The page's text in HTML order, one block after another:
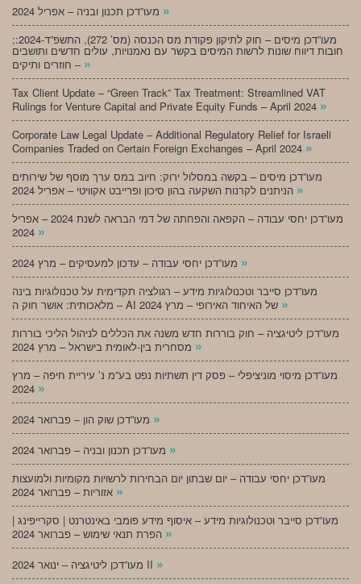
»
;מעו”דכן מיסים – חוק לתיקון פקודת מס הכנסה (מס’ 272), התשפ”ד-2024:
חובות דיווח שונות לרשות המיסים בקשר עם נאמנויות, עולים חדשים ותושבים
חוזרים ותיקים – »
Tax Client Update – “Green Track” Tax Treatment: Streamlined VAT
Rulings for Venture Capital and Private Equity Funds – April 2024 »
Corporate Law Legal Update – Additional Regulatory Relief for Israeli
Companies Traded on Certain Foreign Exchanges – April 2024 »
מעו”דכן מיסים – בקשה במסלול ירוק: חיוב במס ערך מוסף של שירותים
»
מעו”דכן יחסי עבודה – הקפאה והפחתה של דמי הבראה לשנת 2024 – אפריל
»
»
מעו”דכן סייבר וטכנולוגיות מידע – רגולציה תקדימית על טכנולוגיות בינה
»
מעו”דכן ליטיגציה – חוק בוררות חדש משנה את הכללים לניהול הליכי בוררות
»
מעו”דכן מיסוי מוניציפלי – פסק דין תשתיות נפט בע”מ נ’ עיריית חיפה – מרץ
»
»
»
מעו”דכן יחסי עבודה – יום שבתון יום הבחירות לרשויות מקומיות ולמועצות
»
מעו”דכן סייבר וטכנולוגיות מידע – איסוף מידע פומבי באינטרנט | סקרייפינג |
»
מעו”דכן ליטיגציה – ינואר 2024 II »